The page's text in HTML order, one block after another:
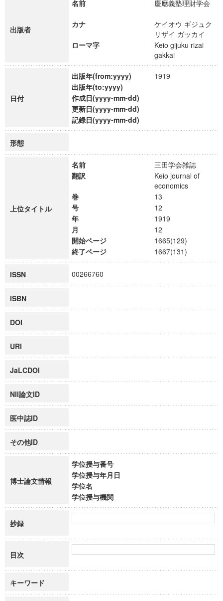
出版者
名前 慶應義塾理財学会
カナ
ケイオウ ギジュク
リザイ ガッカイ
ローマ字
Keio gijuku rizai
gakkai
日付
出版年(from:yyyy)
1919
出版年(to:yyyy)
作成日(yyyy-mm-dd)
更新日(yyyy-mm-dd)
記録日(yyyy-mm-dd)
形態
上位タイトル
名前
三田学会雑誌
翻訳
Keio journal of
economics
巻
13
号
12
年
1919
月
12
開始ページ
1665(129)
終了ページ
1667(131)
ISSN 00266760
ISBN
DOI
URI
JaLCDOI
NII論文ID
医中誌ID
その他ID
博士論文情報
学位授与番号
学位授与年月日
学位名
学位授与機関
抄録
目次
キーワード